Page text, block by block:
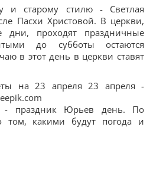
и старому стилю - Светлая
Пасхи Христовой. В церкви,
проходят праздничные
до субботы остаются
в этот день в церкви ставят
на 23 апреля 23 апреля -
- праздник Юрьев день. По
том, какими будут погода и